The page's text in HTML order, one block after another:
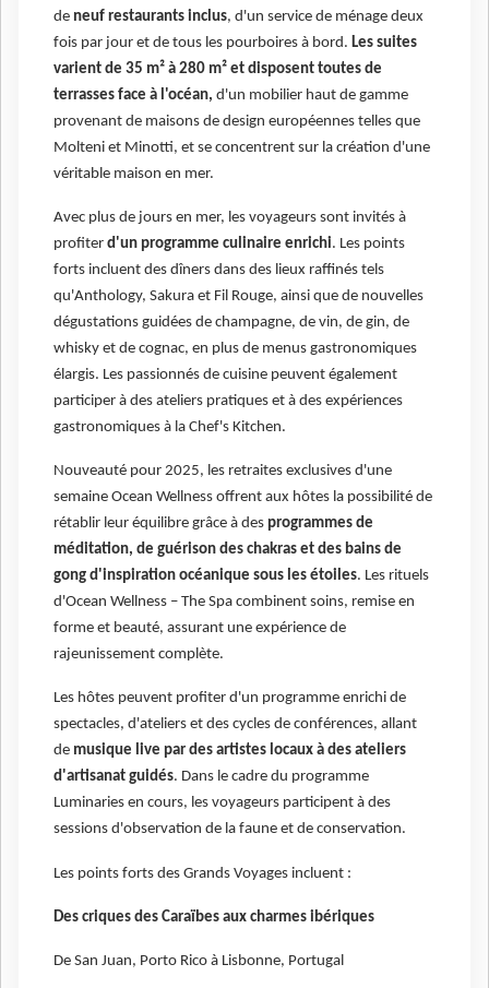
de neuf restaurants inclus, d'un service de ménage deux
fois par jour et de tous les pourboires à bord. Les suites
varient de 35 m² à 280 m² et disposent toutes de
terrasses face à l'océan, d'un mobilier haut de gamme
provenant de maisons de design européennes telles que
Molteni et Minotti, et se concentrent sur la création d'une
véritable maison en mer.
Avec plus de jours en mer, les voyageurs sont invités à
profiter d'un programme culinaire enrichi. Les points
forts incluent des dîners dans des lieux raffinés tels
qu'Anthology, Sakura et Fil Rouge, ainsi que de nouvelles
dégustations guidées de champagne, de vin, de gin, de
whisky et de cognac, en plus de menus gastronomiques
élargis. Les passionnés de cuisine peuvent également
participer à des ateliers pratiques et à des expériences
gastronomiques à la Chef's Kitchen.
Nouveauté pour 2025, les retraites exclusives d'une
semaine Ocean Wellness offrent aux hôtes la possibilité de
rétablir leur équilibre grâce à des programmes de
méditation, de guérison des chakras et des bains de
gong d'inspiration océanique sous les étoiles. Les rituels
d'Ocean Wellness – The Spa combinent soins, remise en
forme et beauté, assurant une expérience de
rajeunissement complète.
Les hôtes peuvent profiter d'un programme enrichi de
spectacles, d'ateliers et des cycles de conférences, allant
de musique live par des artistes locaux à des ateliers
d'artisanat guidés. Dans le cadre du programme
Luminaries en cours, les voyageurs participent à des
sessions d'observation de la faune et de conservation.
Les points forts des Grands Voyages incluent :
Des criques des Caraïbes aux charmes ibériques
De San Juan, Porto Rico à Lisbonne, Portugal